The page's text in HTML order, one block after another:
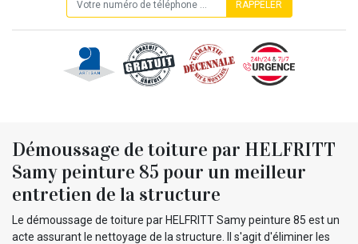
Démoussage de toiture par HELFRITT
Samy peinture 85 pour un meilleur
entretien de la structure
Le démoussage de toiture par HELFRITT Samy peinture 85 est un
acte assurant le nettoyage de la structure. Il s'agit d'éliminer les